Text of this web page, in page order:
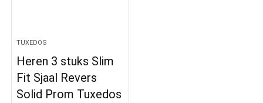
TUXEDOS
Heren 3 stuks Slim
Fit Sjaal Revers
Solid Prom Tuxedos